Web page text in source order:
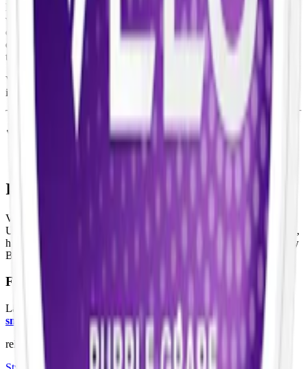
En dosa Velo Icy Berries innehåller 20 prillor i slim-format, med en
vikt på 0,7 gram per prilla. Detta slim format gör prillorna diskreta
och optimerade under läppen. Den normalfuktiga prillan ger en
direkt och långvarig upplevelse. Velo Icy Berries innehåller ingen
tobak.
Velo Icy Berries lanserades 28 november 2023. Se
innehållsförteckning ovan.
Information om varumärket Velo
Velo är ett varumärke för
Ursprungligen lanserat som Lyft 2017 och omvandlat till Velo 2022,
har
Velo snus
och märket expanderat sitt utbud med smaker som Icy
Berries och Royal Tea för att tilltala en global marknad.
Färskt vitt snus
Läs mer om hur du förvarar Velo Icy Berries:
"Så förvarar du
snuset rätt"
relaterade produkter